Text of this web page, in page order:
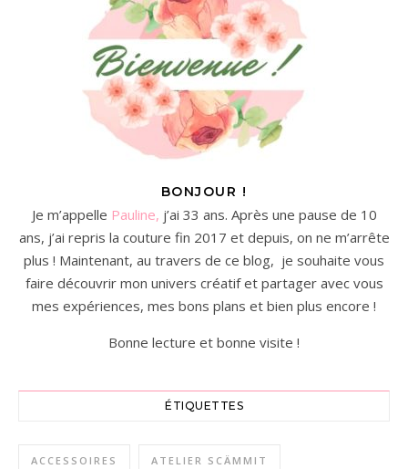
BONJOUR !
Je m’appelle Pauline, j’ai 33 ans. Après une pause de 10
ans, j’ai repris la couture fin 2017 et depuis, on ne m’arrête
plus ! Maintenant, au travers de ce blog, je souhaite vous
faire découvrir mon univers créatif et partager avec vous
mes expériences, mes bons plans et bien plus encore !
Bonne lecture et bonne visite !
ÉTIQUETTES
ACCESSOIRES ATELIER SCÄMMIT